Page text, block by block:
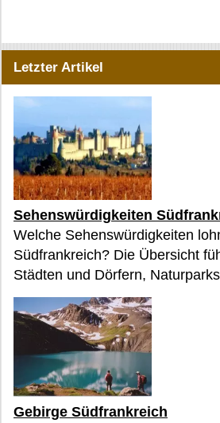
Letzter Artikel
Sehenswürdigkeiten
Welche Sehenswürdigkeiten
Südfrankreich? Die Übersicht
Städten und Dörfern,
Gebirge Südfrankreich